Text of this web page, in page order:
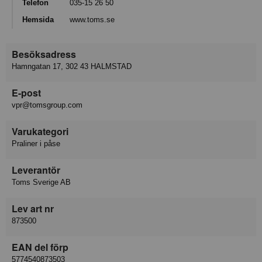
Telefon
035-15 26 50
Hemsida
www.toms.se
Besöksadress
Hamngatan 17, 302 43 HALMSTAD
E-post
vpr@tomsgroup.com
Varukategori
Praliner i påse
Leverantör
Toms Sverige AB
Lev art nr
873500
EAN del förp
5774540873503